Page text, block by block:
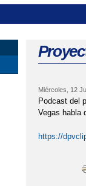
ESCUELA DE
Miércoles, 12
Podcast del
Vegas habla
https://